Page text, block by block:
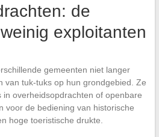
de
exploitanten
gemeenten niet langer
van tuk-tuks op hun grondgebied. Ze
overheidsopdrachten of openbare
voor de bediening van historische
hoge toeristische drukte.